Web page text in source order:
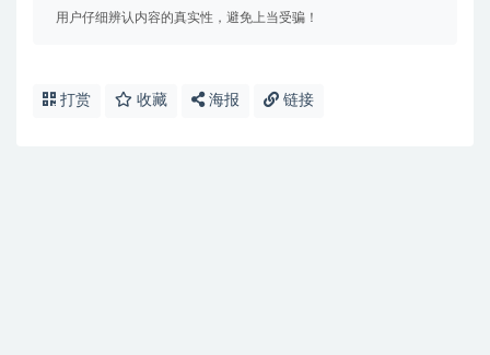
用户仔细辨认内容的真实性，避免上当受骗！
打赏 收藏 海报 链接